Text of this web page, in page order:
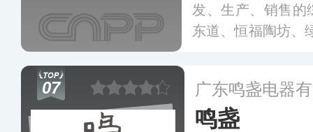
发、生产、销售的
东道、恒福陶坊、
品。更多
07 广东鸣盏电器
鸣盏